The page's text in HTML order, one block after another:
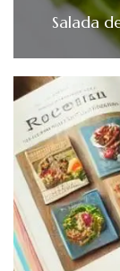
Salada